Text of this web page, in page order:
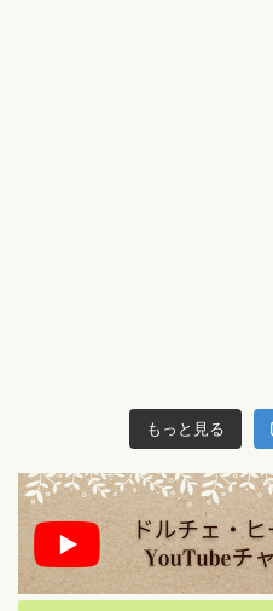
もっと見る